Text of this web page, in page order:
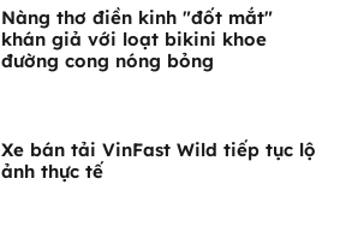
Nàng thơ điền kinh "đốt mắt"
khán giả với loạt bikini khoe
đường cong nóng bỏng
Xe bán tải VinFast Wild tiếp tục lộ
ảnh thực tế